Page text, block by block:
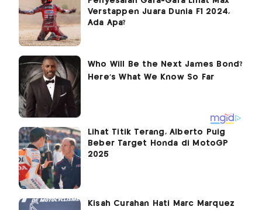
Verstappen Juara Dunia F1 2024,
Ada Apa?
Lihat Titik Terang, Alberto Puig
Beber Target Honda di MotoGP
2025
Kisah Curahan Hati Marc Marquez